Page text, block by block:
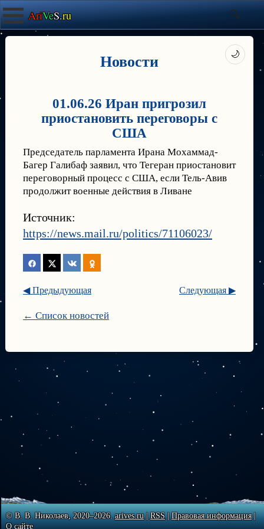
AriVeS.ru
Новости
01.06.26 Иран пригрозил
приостановить переговоры с
США
Председатель парламента Ирана Мохаммад-
Багер Галибаф заявил, что Тегеран приостановит
переговорный процесс с США, если Тель-Авив
продолжит военные действия в Ливане
Источник:
https://news.mail.ru/politics/71106023/
Следующая ▶
◀ Предыдующая
← Список новостей
🌙
© В. В. Николаев, 2020–2026.arives.ru|RSS|Правовая информация|
О сайте